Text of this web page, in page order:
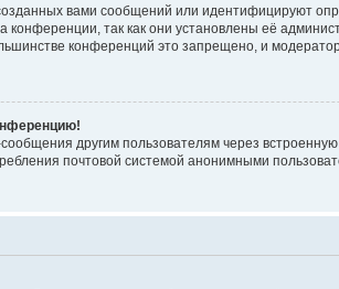
вами сообщений или идентифицируют
так как они установлены её
конференций это запрещено, и
другим пользователям через
почтовой системой анонимными